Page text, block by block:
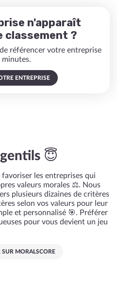
n'apparaît
classement ?
référencer votre entreprise
minutes.
ENTREPRISE
😇
les entreprises qui
valeurs morales ⚖️. Nous
plusieurs dizaines de critères
selon vos valeurs pour leur
et personnalisé 🎯. Préférer
pour vous devient un jeu
MORALSCORE